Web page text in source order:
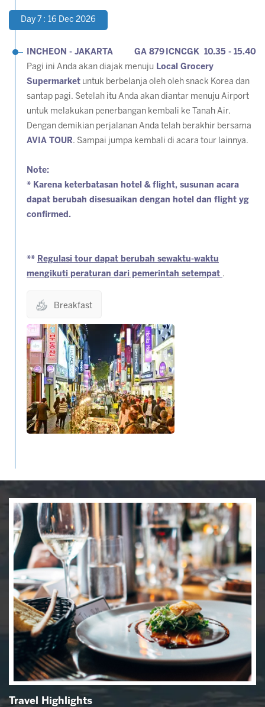
Day 7 : 16 Dec 2026
INCHEON - JAKARTA GA 879 ICNCGK 10.35 - 15.40
Pagi ini Anda akan diajak menuju Local Grocery
Supermarket untuk berbelanja oleh oleh snack Korea dan
santap pagi. Setelah itu Anda akan diantar menuju Airport
untuk melakukan penerbangan kembali ke Tanah Air.
Dengan demikian perjalanan Anda telah berakhir bersama
AVIA TOUR. Sampai jumpa kembali di acara tour lainnya.
Note:
* Karena keterbatasan hotel & flight, susunan acara
dapat berubah disesuaikan dengan hotel dan flight yg
confirmed.
** Regulasi tour dapat berubah sewaktu-waktu
mengikuti peraturan dari pemerintah setempat .
Breakfast
Travel Highlights